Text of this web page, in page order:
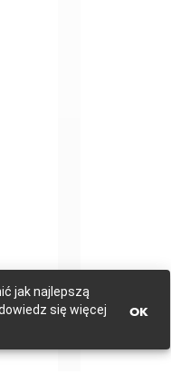
jak najlepszą
się więcej
OK